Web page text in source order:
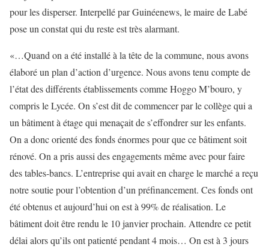
pour les disperser. Interpellé par Guinéenews, le maire de Labé
pose un constat qui du reste est très alarmant.
«…Quand on a été installé à la tête de la commune, nous avons
élaboré un plan d’action d’urgence. Nous avons tenu compte de
l’état des différents établissements comme Hoggo M’bouro, y
compris le Lycée. On s’est dit de commencer par le collège qui a
un bâtiment à étage qui menaçait de s’effondrer sur les enfants.
On a donc orienté des fonds énormes pour que ce bâtiment soit
rénové. On a pris aussi des engagements même avec pour faire
des tables-bancs. L’entreprise qui avait en charge le marché a reçu
notre soutie pour l’obtention d’un préfinancement. Ces fonds ont
été obtenus et aujourd’hui on est à 99% de réalisation. Le
bâtiment doit être rendu le 10 janvier prochain. Attendre ce petit
délai alors qu’ils ont patienté pendant 4 mois… On est à 3 jours